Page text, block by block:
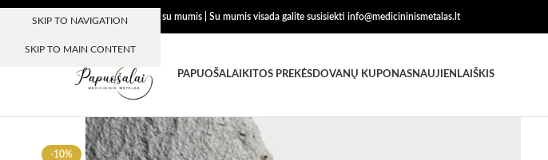
SKIP TO NAVIGATION
SKIP TO MAIN CONTENT
Dėkojame, kad esate su mumis | Su mumis visada galite susisiekti info@medicininismetalas.lt
PAPUOŠALAI KITOS PREKĖSDOVANŲ KUPONASNAUJIENLAIŠKIS
-10%